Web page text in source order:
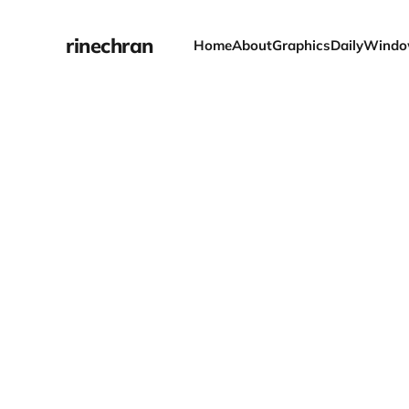
rinechran HomeAboutGraphicsDaily